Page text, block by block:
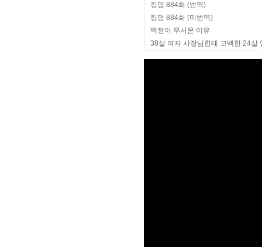
킹덤 884화 (번역)
킹덤 884화 (미번역)
떡정이 무서운 이유
38살 여자 사장님한테 고백한 24살